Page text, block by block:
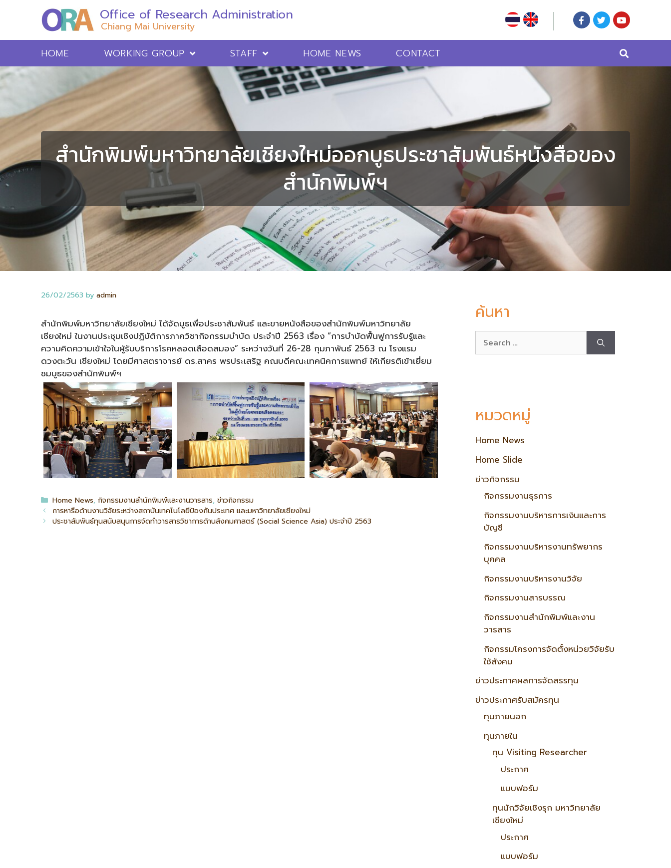
Office of Research Administration
Chiang Mai University
HOME
WORKING GROUP STAFF HOME NEWS CONTACT
สำนักพิมพ์มหาวิทยาลัยเชียงใหม่ออกบูธประชาสัมพันธ์หนังสือของ
สำนักพิมพ์ฯ
26/02/2563 by admin
สำนักพิมพ์มหาวิทยาลัยเชียงใหม่ ได้จัดบูธเพื่อประชาสัมพันธ์ และขายหนังสือของสำนักพิมพ์มหาวิทยาลัย
เชียงใหม่ ในงานประชุมเชิงปฏิบัติการภาควิชากิจกรรมบำบัด ประจำปี 2563 เรื่อง “การบำบัดฟื้นฟูการรับรู้และ
ความคิดความเข้าใจในผู้รับบริการโรคหลอดเลือดสมอง” ระหว่างวันที่ 26-28 กุมภาพันธ์ 2563 ณ โรงแรม
ดวงตะวัน เชียงใหม่ โดยมีศาสตราจารย์ ดร.สาคร พรประเสริฐ คณบดีคณะเทคนิคการแพทย์ ให้เกียรติเข้าเยี่ยม
ชมบูธของสำนักพิมพ์ฯ
Home News, กิจกรรมงานสำนักพิมพ์และงานวารสาร,ข่าวกิจกรรม
การหารือด้านงานวิจัยระหว่างสถาบันเทคโนโลยีป้องกันประเทศ และมหาวิทยาลัยเชียงใหม่
ประชาสัมพันธ์ทุนสนับสนุนการจัดทำวารสารวิชาการด้านสังคมศาสตร์ (Social Science Asia) ประจำปี 2563
ค้นหา
หมวดหมู่
Home News
Home Slide
ข่าวกิจกรรม
กิจกรรมงานธุรการ
กิจกรรมงานบริหารการเงินและการ
บัญชี
กิจกรรมงานบริหารงานทรัพยากร
บุคคล
กิจกรรมงานบริหารงานวิจัย
กิจกรรมงานสารบรรณ
กิจกรรมงานสำนักพิมพ์และงาน
วารสาร
กิจกรรมโครงการจัดตั้งหน่วยวิจัยรับ
ใช้สังคม
ข่าวประกาศผลการจัดสรรทุน
ข่าวประกาศรับสมัครทุน
ทุนภายนอก
ทุนภายใน
ทุน Visiting Researcher
ประกาศ
แบบฟอร์ม
ทุนนักวิจัยเชิงรุก มหาวิทยาลัย
เชียงใหม่
ประกาศ
แบบฟอร์ม